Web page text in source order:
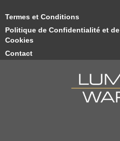
Termes et Conditions
Politique de Confidentialité et de
Cookies
Contact